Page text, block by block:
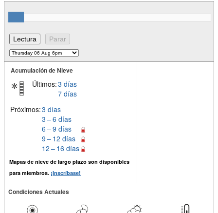
Acumulación de Nieve
Últimos:3 días
7 días
Próximos:3 días
3 – 6 días
6 – 9 días
9 – 12 días
12 – 16 días
Mapas de nieve de largo plazo son disponibles
para miembros. ¡Inscríbase!
Condiciones Actuales